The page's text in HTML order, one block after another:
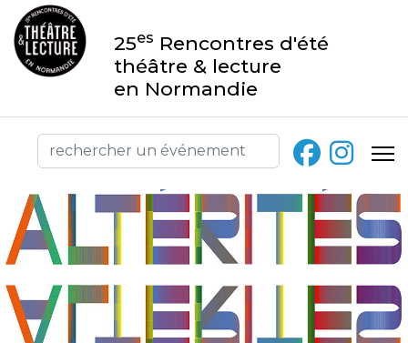
25es Rencontres d'été
théâtre & lecture
en Normandie